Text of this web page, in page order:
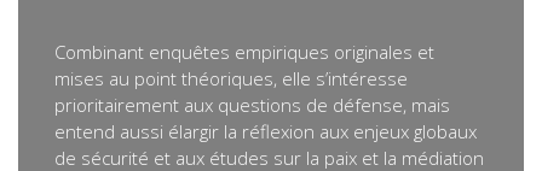
Combinant enquêtes empiriques originales et
mises au point théoriques, elle s’intéresse
prioritairement aux questions de défense, mais
entend aussi élargir la réflexion aux enjeux globaux
de sécurité et aux études sur la paix et la médiation